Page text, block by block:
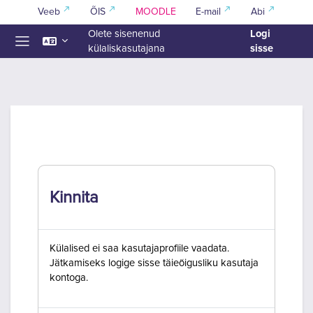
Jäta vahele peasisuni
Veeb ÕIS MOODLE E-mail Abi
Olete sisenenud
külaliskasutajana
Logi
sisse
Kinnita
Külalised ei saa kasutajaprofiile vaadata.
Jätkamiseks logige sisse täieõigusliku kasutaja
kontoga.